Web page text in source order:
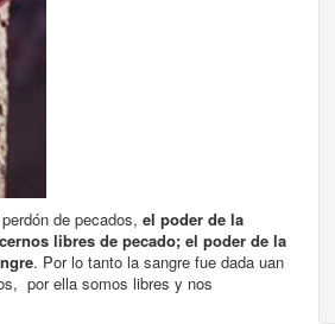
de pecados, el poder de la
libres de pecado; el poder de la
. Por lo tanto la sangre fue dada uan
por ella somos libres y nos